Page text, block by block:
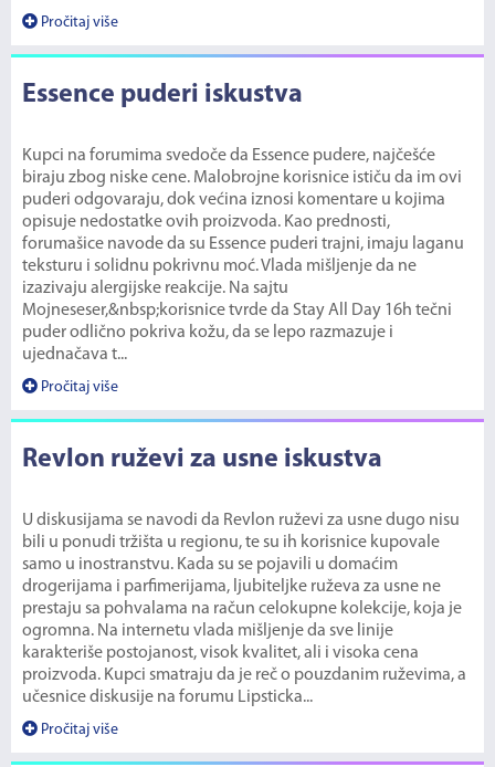
Pročitaj više
Essence puderi iskustva
Kupci na forumima svedoče da Essence pudere, najčešće
biraju zbog niske cene. Malobrojne korisnice ističu da im ovi
puderi odgovaraju, dok većina iznosi komentare u kojima
opisuje nedostatke ovih proizvoda. Kao prednosti,
forumašice navode da su Essence puderi trajni, imaju laganu
teksturu i solidnu pokrivnu moć. Vlada mišljenje da ne
izazivaju alergijske reakcije. Na sajtu
Mojneseser,&nbsp;korisnice tvrde da Stay All Day 16h tečni
puder odlično pokriva kožu, da se lepo razmazuje i
ujednačava t...
Pročitaj više
Revlon ruževi za usne iskustva
U diskusijama se navodi da Revlon ruževi za usne dugo nisu
bili u ponudi tržišta u regionu, te su ih korisnice kupovale
samo u inostranstvu. Kada su se pojavili u domaćim
drogerijama i parfimerijama, ljubiteljke ruževa za usne ne
prestaju sa pohvalama na račun celokupne kolekcije, koja je
ogromna. Na internetu vlada mišljenje da sve linije
karakteriše postojanost, visok kvalitet, ali i visoka cena
proizvoda. Kupci smatraju da je reč o pouzdanim ruževima, a
učesnice diskusije na forumu Lipsticka...
Pročitaj više